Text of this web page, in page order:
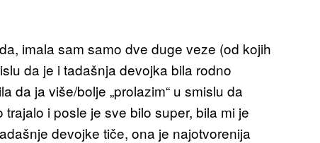
imala sam samo dve duge veze (od kojih
da je i tadašnja devojka bila rodno
da ja više/bolje „prolazim“ u smislu da
i posle je sve bilo super, bila mi je
devojke tiče, ona je najotvorenija